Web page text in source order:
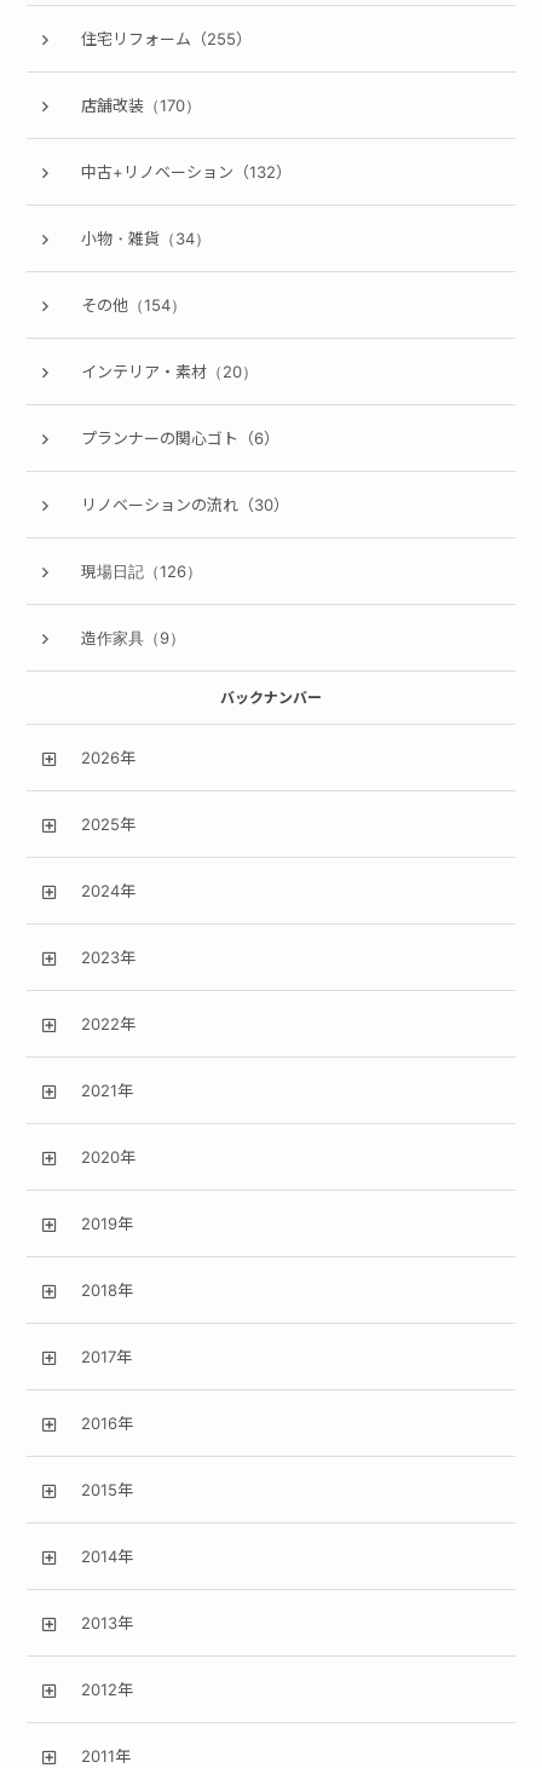
住宅リフォーム（255）
店舗改装（170）
中古+リノベーション（132）
小物・雑貨（34）
その他（154）
インテリア・素材（20）
プランナーの関心ゴト（6）
リノベーションの流れ（30）
現場日記（126）
造作家具（9）
バックナンバー
2026年
2025年
2024年
2023年
2022年
2021年
2020年
2019年
2018年
2017年
2016年
2015年
2014年
2013年
2012年
2011年